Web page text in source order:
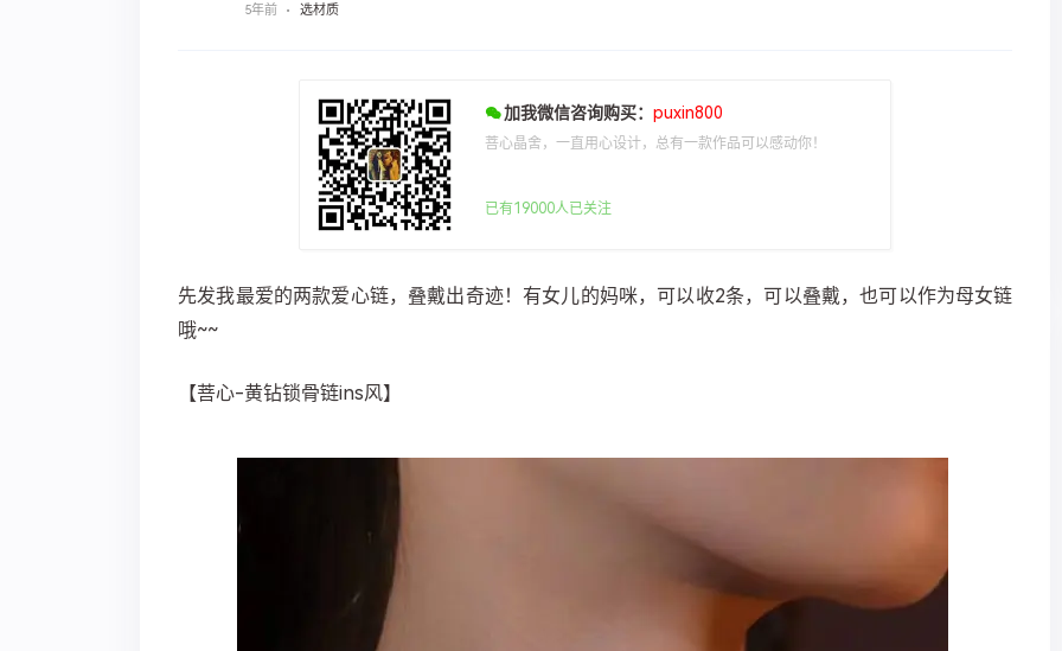
5年前 选材质
加我微信咨询购买： puxin800
菩心晶舍，一直用心设计，总有一款作品可以感动你！
已有19000人已关注
先发我最爱的两款爱心链，叠戴出奇迹！有女儿的妈咪，可以收2条，可以叠戴，也可以作为母女链
哦~~
【菩心-黄钻锁骨链ins风】